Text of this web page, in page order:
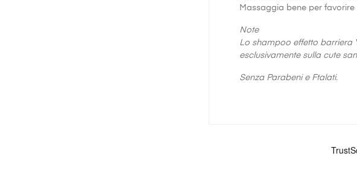
Massaggia bene per
Note
Lo shampoo effetto barriera
esclusivamente sulla cute
Senza Parabeni e Ftalati.